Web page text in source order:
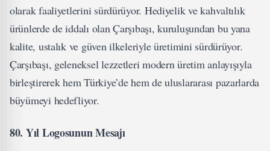
olarak faaliyetlerini sürdürüyor. Hediyelik ve kahvaltılık
ürünlerde de iddalı olan Çarşıbaşı, kuruluşundan bu yana
kalite, ustalık ve güven ilkeleriyle üretimini sürdürüyor.
Çarşıbaşı, geleneksel lezzetleri modern üretim anlayışıyla
birleştirerek hem Türkiye’de hem de uluslararası pazarlarda
büyümeyi hedefliyor.
80. Yıl Logosunun Mesajı